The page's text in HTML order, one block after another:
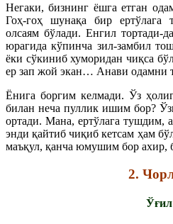
Негаки, бизнинг ёшга етган
Гоҳ-гоҳ шунақа бир ертўлага
олсаям бўлади. Енгил тортади-
юрагида кўпинча зил-замбил
ёки сўкиниб хуморидан чиқса
ер зап жой экан… Анави одамни
Ёнига боргим келмади. Ўз
билан неча пуллик ишим бор?
ортади. Мана, ертўлага тушдим,
энди қайтиб чиқиб кетсам ҳам
маъқул, қанча юмушим бор ахир,
2.
Ўғил